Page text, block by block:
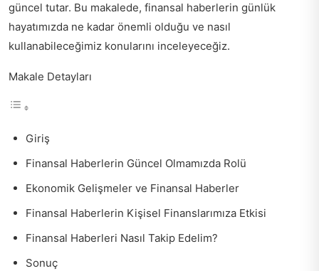
güncel tutar. Bu makalede, finansal haberlerin günlük
hayatımızda ne kadar önemli olduğu ve nasıl
kullanabileceğimiz konularını inceleyeceğiz.
Makale Detayları
Giriş
Finansal Haberlerin Güncel Olmamızda Rolü
Ekonomik Gelişmeler ve Finansal Haberler
Finansal Haberlerin Kişisel Finanslarımıza Etkisi
Finansal Haberleri Nasıl Takip Edelim?
Sonuç